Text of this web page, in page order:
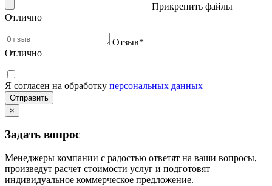
Прикрепить файлы
Отлично
Отзыв*
Отлично
Я согласен на обработку персональных данных
×
Задать вопрос
Менеджеры компании с радостью ответят на ваши вопросы,
произведут расчет стоимости услуг и подготовят
индивидуальное коммерческое предложение.